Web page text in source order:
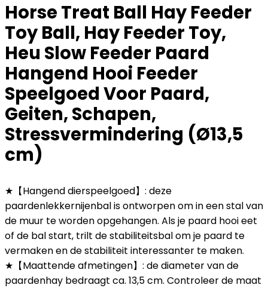
Horse Treat Ball Hay Feeder
Toy Ball, Hay Feeder Toy,
Heu Slow Feeder Paard
Hangend Hooi Feeder
Speelgoed Voor Paard,
Geiten, Schapen,
Stressvermindering (Ø13,5
cm)
★【Hangend dierspeelgoed】: deze
paardenlekkernijenbal is ontworpen om in een stal van
de muur te worden opgehangen. Als je paard hooi eet
of de bal start, trilt de stabiliteitsbal om je paard te
vermaken en de stabiliteit interessanter te maken.
★【Maattende afmetingen】: de diameter van de
paardenhay bedraagt ca. 13,5 cm. Controleer de maat